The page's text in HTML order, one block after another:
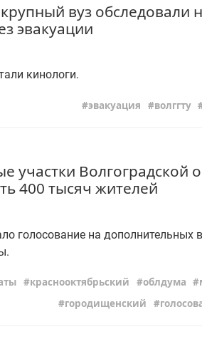
вуз обследовали
эвакуации
кинологи.
эвакуация волггту
участки Волгоградской
400 тысяч жителей
голосование на дополнительных
краснооктябрьский облдума
городищенский